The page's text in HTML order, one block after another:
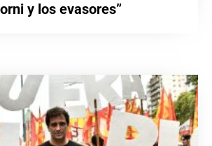
y los evasores”